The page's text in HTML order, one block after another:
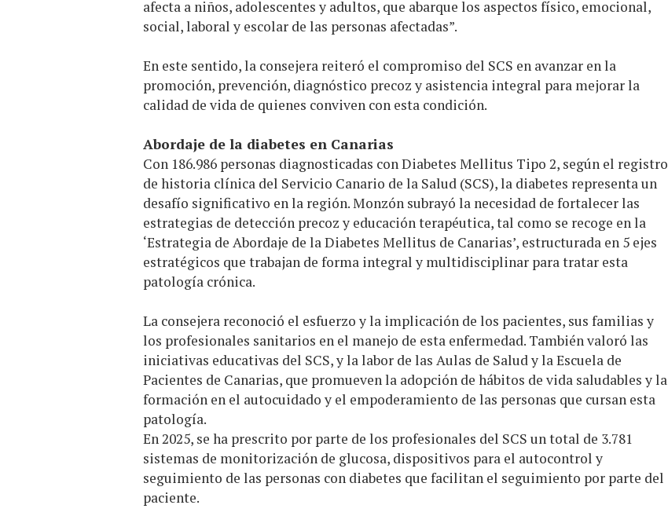
afecta a niños, adolescentes y adultos, que abarque los aspectos físico, emocional,
social, laboral y escolar de las personas afectadas”.
En este sentido, la consejera reiteró el compromiso del SCS en avanzar en la
promoción, prevención, diagnóstico precoz y asistencia integral para mejorar la
calidad de vida de quienes conviven con esta condición.
Abordaje de la diabetes en Canarias
Con 186.986 personas diagnosticadas con Diabetes Mellitus Tipo 2, según el registro
de historia clínica del Servicio Canario de la Salud (SCS), la diabetes representa un
desafío significativo en la región. Monzón subrayó la necesidad de fortalecer las
estrategias de detección precoz y educación terapéutica, tal como se recoge en la
‘Estrategia de Abordaje de la Diabetes Mellitus de Canarias’, estructurada en 5 ejes
estratégicos que trabajan de forma integral y multidisciplinar para tratar esta
patología crónica.
La consejera reconoció el esfuerzo y la implicación de los pacientes, sus familias y
los profesionales sanitarios en el manejo de esta enfermedad. También valoró las
iniciativas educativas del SCS, y la labor de las Aulas de Salud y la Escuela de
Pacientes de Canarias, que promueven la adopción de hábitos de vida saludables y la
formación en el autocuidado y el empoderamiento de las personas que cursan esta
patología.
En 2025, se ha prescrito por parte de los profesionales del SCS un total de 3.781
sistemas de monitorización de glucosa, dispositivos para el autocontrol y
seguimiento de las personas con diabetes que facilitan el seguimiento por parte del
paciente.